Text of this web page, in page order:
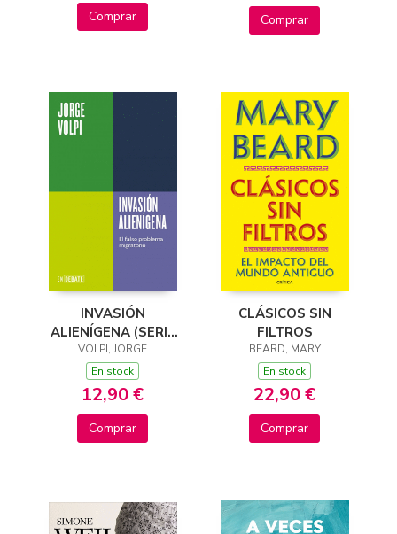
Comprar Comprar
INVASIÓN
ALIENÍGENA (SERIE
ENDEBATE)
VOLPI, JORGE
En stock
12,90 €
Comprar
CLÁSICOS SIN
FILTROS
BEARD, MARY
En stock
22,90 €
Comprar